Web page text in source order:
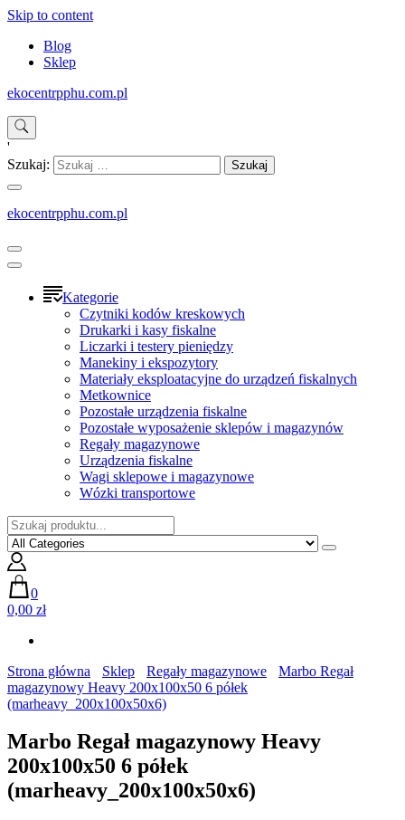
Skip to content
Blog
Sklep
ekocentrpphu.com.pl
'
Szukaj:
ekocentrpphu.com.pl
Kategorie
Czytniki kodów kreskowych
Drukarki i kasy fiskalne
Liczarki i testery pieniędzy
Manekiny i ekspozytory
Materiały eksploatacyjne do urządzeń fiskalnych
Metkownice
Pozostałe urządzenia fiskalne
Pozostałe wyposażenie sklepów i magazynów
Regały magazynowe
Urządzenia fiskalne
Wagi sklepowe i magazynowe
Wózki transportowe
0
0,00 zł
Strona główna Sklep Regały magazynowe
Marbo Regał
magazynowy Heavy 200x100x50 6 półek
(marheavy_200x100x50x6)
Marbo Regał magazynowy Heavy
200x100x50 6 półek
(marheavy_200x100x50x6)